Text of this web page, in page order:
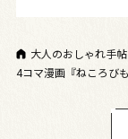
大人のおしゃれ手帖
4コマ漫画『ねころびもひとしお』 第25話「